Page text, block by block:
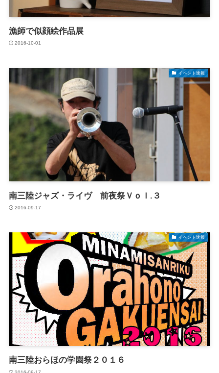
漁師で似顔絵作品展
2016-10-01
イベント速報
南三陸ジャズ・ライヴ 前夜祭Ｖｏｌ.３
2016-09-17
イベント速報
南三陸おらほの学園祭２０１６